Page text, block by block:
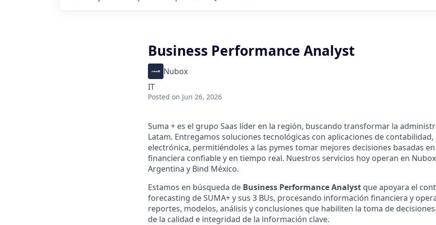
Business Performance Analyst
Nubox
IT
Posted on Jun 26, 2026
Suma + es el grupo Saas líder en la región, buscando transformar la
Latam. Entregamos soluciones tecnológicas con aplicaciones de
electrónica, permitiéndoles a las pymes tomar mejores decisiones basadas
financiera confiable y en tiempo real. Nuestros servicios hoy operan en
Argentina y Bind México.
Estamos en búsqueda de Business Performance Analyst queapoyara el
forecasting de SUMA+ y sus 3 BUs, procesando información financiera y
reportes, modelos, análisis y conclusiones que habiliten la toma de
de la calidad e integridad de la información clave.